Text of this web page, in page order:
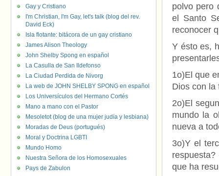
polvo pero
el Santo
reconocer
Y ésto es,
1o)El que
Dios con la
2o)El
mundo la
nueva a
3o)Y el
que ha
Gay y Cristiano
I'm Christian, I'm Gay, let's talk (blog del rev.
David Eck)
Isla flotante: bitácora de un gay cristiano
James Alison Theology
John Shelby Spong en español
La Casulla de San Ildefonso
La Ciudad Perdida de Nivorg
La web de JOHN SHELBY SPONG en español
Los Universículos del Hermano Cortés
Mano a mano con el Pastor
Mesoletot (blog de una mujer judía y lesbiana)
Moradas de Deus (portugués)
Moral y Doctrina LGBTI
Mundo Homo
Nuestra Señora de los Homosexuales
Pays de Zabulon